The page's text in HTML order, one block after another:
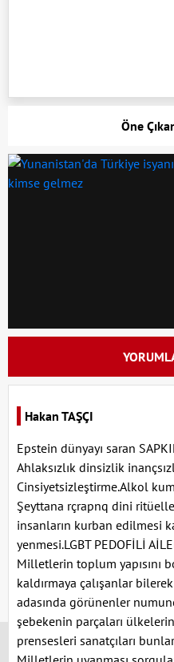
Öne
Hakan TAŞÇI
Epstein dünyayı saran
Ahlaksızlık dinsizlik
Cinsiyetsizleştirme.Alkol
Şeyttana rçrapnq dini
insanların kurban edilmesi
yenmesi.LGBT PEDOFİLİ
Milletlerin toplum yapısını
kaldırmaya çalışanlar
adasında görünenler
şebekenin parçaları
prensesleri sanatçıları